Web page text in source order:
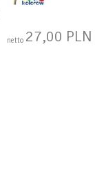
netto 27,00 PLN